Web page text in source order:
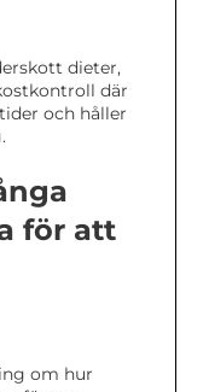
dieter,
där
och håller
för att
om hur